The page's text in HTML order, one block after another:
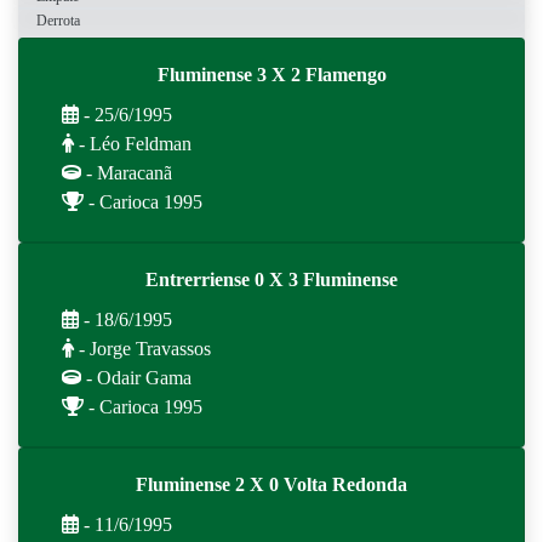
Derrota
Fluminense 3 X 2 Flamengo
- 25/6/1995
- Léo Feldman
- Maracanã
- Carioca 1995
Entrerriense 0 X 3 Fluminense
- 18/6/1995
- Jorge Travassos
- Odair Gama
- Carioca 1995
Fluminense 2 X 0 Volta Redonda
- 11/6/1995